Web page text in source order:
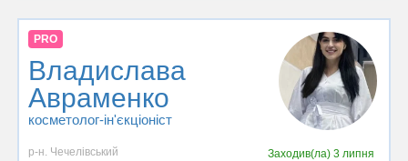
PRO
Владислава
Авраменко
косметолог-ін'єкціоніст
р-н. Чечелівський Заходив(ла)3 липня